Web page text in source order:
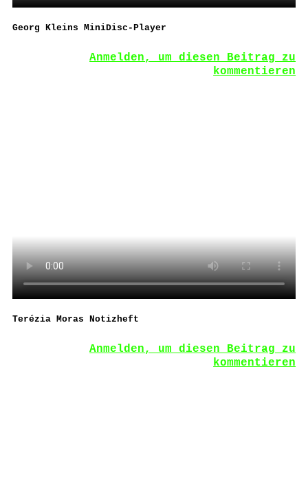
Georg Kleins MiniDisc-Player
Anmelden, um diesen Beitrag zu
kommentieren
Terézia Moras Notizheft
Anmelden, um diesen Beitrag zu
kommentieren